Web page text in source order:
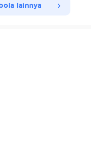
lainnya